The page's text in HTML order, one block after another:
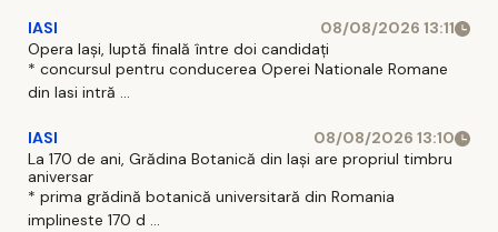
IASI
08/08/2026 13:11
Opera Iași, luptă finală între doi candidați
* concursul pentru conducerea Operei Nationale Romane
din Iasi intră ...
IASI
08/08/2026 13:10
La 170 de ani, Grădina Botanică din Iași are propriul timbru
aniversar
* prima grădină botanică universitară din Romania
implineste 170 d ...